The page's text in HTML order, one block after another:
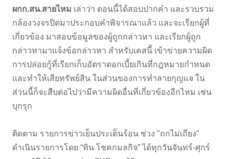
ผกก.สน.สายไหม เล่าว่า ตอนนี้ได้สอบปากคำ และรวบรวม
กล้องวงจรปิดมาประกอบคำพิจารณาแล้ว และจะเรียกผู้ที่
เกี่ยวข้อง มาสอบข้อมูลของผู้ถูกกล่าวหา และเรียกผู้ถูก
กล่าวหามาแจ้งข้อกล่าวหา สำหรับเคสนี้ เข้าข่ายความผิด
การปล่อยกู้ที่เรียกเก็บอัตราดอกเบี้ยเกินที่กฎหมายกำหนด
และทำให้เสียทรัพย์สิน ในส่วนของการทำลายกุญแจ ใน
ส่วนนี้ก็จะสืบต่อไปว่ามีความผิดอื่นที่เกี่ยวข้องอีกไหม เช่น
บุกรุก
ติดตาม รายการข่าวเย็นประเด็นร้อน ช่วง "ถกไม่เถียง"
ดำเนินรายการโดย “ทิน โชคกมลกิจ” ได้ทุกวันจันทร์-ศุกร์